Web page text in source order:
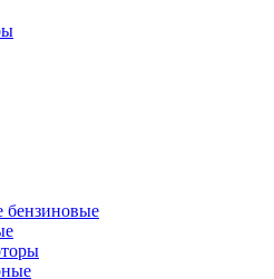
бензиновые